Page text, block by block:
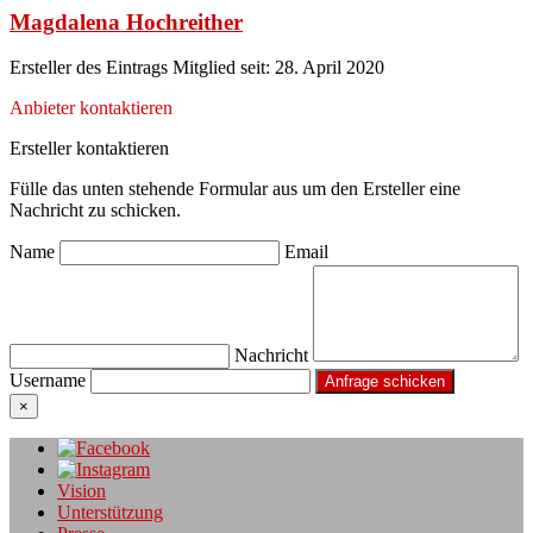
Magdalena Hochreither
Ersteller des Eintrags Mitglied seit: 28. April 2020
Anbieter kontaktieren
Ersteller kontaktieren
Fülle das unten stehende Formular aus um den Ersteller eine
Nachricht zu schicken.
Name Email
Nachricht
Username
×
Vision
Unterstützung